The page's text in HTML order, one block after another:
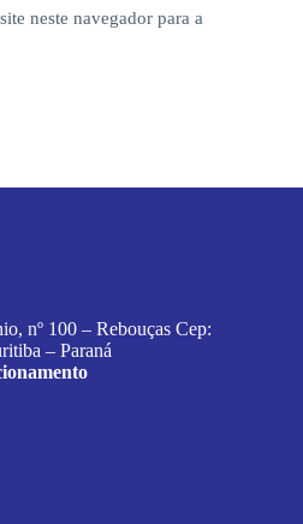
neste navegador para a
nº 100 – Rebouças Cep:
– Paraná